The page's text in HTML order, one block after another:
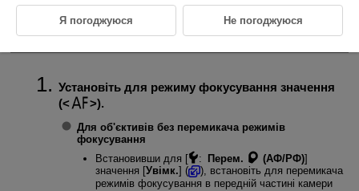
об’єктів, що рухаються
Установіть для режиму фокусування значення
(
).
Для об'єктивів без перемикача режимів
фокусування
Встановивши для [
: Перем. (АФ/РФ)]
значення [Увімк.] (
), встановіть для перемикача
режимів фокусування в передній частині камери
Я погоджуюся Не погоджуюся